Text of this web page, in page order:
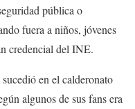
pública o
fuera a niños, jóvenes
credencial del INE.
en el calderonato
algunos de sus fans era